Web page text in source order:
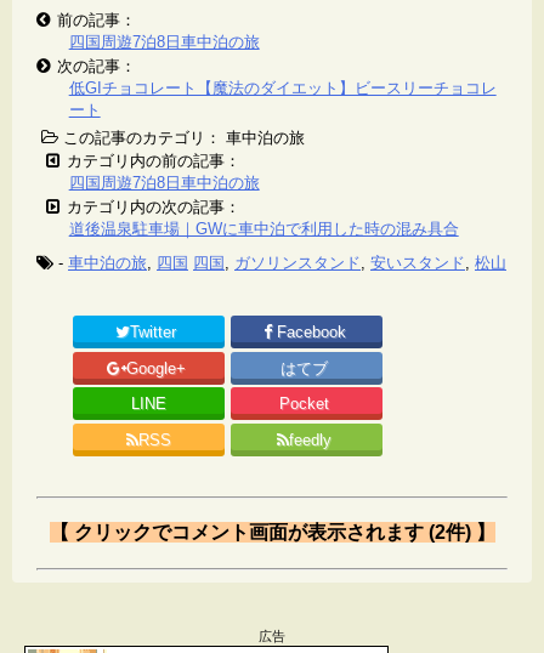
前の記事：
四国周遊7泊8日車中泊の旅
次の記事：
低GIチョコレート【魔法のダイエット】ビースリーチョコレ
ート
この記事のカテゴリ： 車中泊の旅
カテゴリ内の前の記事：
四国周遊7泊8日車中泊の旅
カテゴリ内の次の記事：
道後温泉駐車場｜GWに車中泊で利用した時の混み具合
- 車中泊の旅 四国 四国 ガソリンスタンド 安いスタンド 松山
Twitter
Facebook
Google+
はてブ
LINE
Pocket
RSS
feedly
【 クリックでコメント画面が表示されます (2件) 】
広告